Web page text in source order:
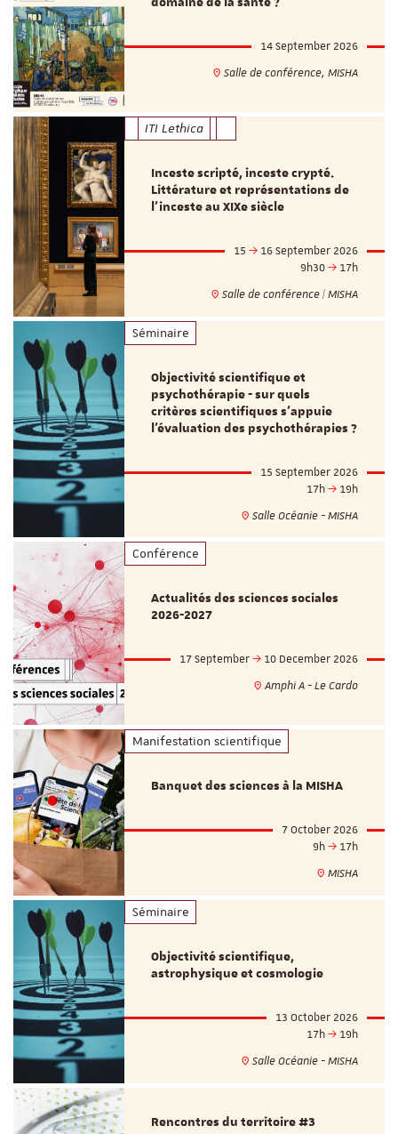
14 September 2026
Salle de conférence, MISHA
ITI Lethica
Inceste scripté, inceste crypté.
Littérature et représentations de
l’inceste au XIXe siècle
15
16 September 2026
9h30
17h
Salle de conférence | MISHA
Séminaire
Objectivité scientifique et
psychothérapie - sur quels
critères scientifiques s'appuie
l'évaluation des psychothérapies ?
15 September 2026
17h
19h
Salle Océanie - MISHA
Conférence
Actualités des sciences sociales
2026-2027
17 September
10 December 2026
Amphi A - Le Cardo
Manifestation scientifique
Banquet des sciences à la MISHA
7 October 2026
9h
17h
MISHA
Séminaire
Objectivité scientifique,
astrophysique et cosmologie
13 October 2026
17h
19h
Salle Océanie - MISHA
Rencontres du territoire #3